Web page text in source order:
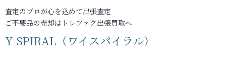
査定のプロが心を込めて出張査定
ご不要品の売却はトレファク出張買取へ
Y-SPIRAL（ワイスパイラル）